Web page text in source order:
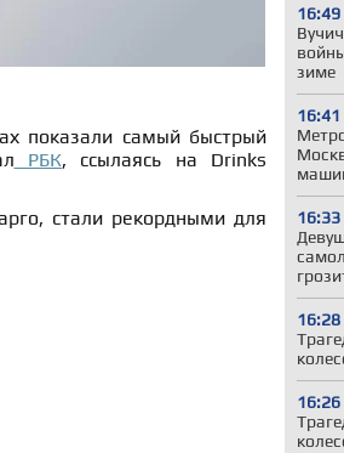
16:49
зиме
16:41
16:33
16:28
16:26
показали самый быстрый
РБК, ссылаясь на Drinks
стали рекордными для